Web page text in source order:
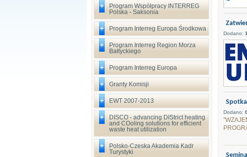
Program Współpracy INTERREG
Polska - Saksonia
Program Interreg Europa Środkowa
Program Interreg Region Morza
Bałtyckiego
Program Interreg Europa
Granty Komisji
EWT 2007-2013
DISCO - advancing DIStrict heating
and COoling solutions for efficient
waste heat utilization
Polsko-Czeska Akademia Kadr
Turystyki
Dodano:
Dodano: